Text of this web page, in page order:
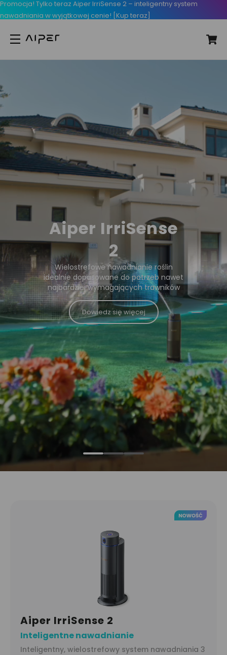
Promocja! Tylko teraz Aiper IrriSense 2 – inteligentny system
nawadniania w wyjątkowej cenie! [Kup teraz]
Aiper IrriSense
2
Wielostrefowe nawadnianie roślin
idealnie dopasowane do potrzeb nawet
najbardziej wymagających trawników
Dowiedz się więcej
Aiper IrriSense 2
Inteligentne nawadnianie
Inteligentny, wielostrefowy system nawadniania 3